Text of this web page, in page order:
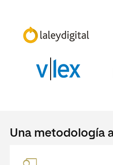
Una metodología